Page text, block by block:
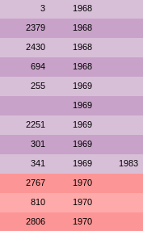
3 1968
2379 1968
2430 1968
694 1968
255 1969
1969
2251 1969
301 1969
341 1969 1983
2767 1970
810 1970
2806 1970